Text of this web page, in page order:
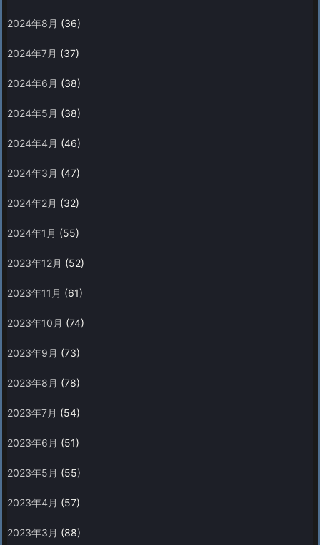
2024年8月 (36)
2024年7月 (37)
2024年6月 (38)
2024年5月 (38)
2024年4月 (46)
2024年3月 (47)
2024年2月 (32)
2024年1月 (55)
2023年12月 (52)
2023年11月 (61)
2023年10月 (74)
2023年9月 (73)
2023年8月 (78)
2023年7月 (54)
2023年6月 (51)
2023年5月 (55)
2023年4月 (57)
2023年3月 (88)